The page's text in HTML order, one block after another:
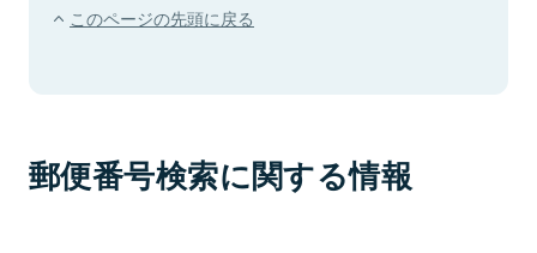
このページの先頭に戻る
郵便番号検索に関する情報